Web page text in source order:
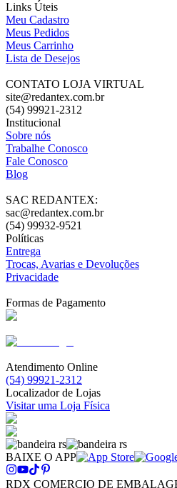
Links Úteis
Meu Cadastro
Meus Pedidos
Meus Carrinho
Lista de Desejos
CONTATO LOJA VIRTUAL
site@redantex.com.br
(54) 99921-2312
Institucional
Sobre nós
Trabalhe Conosco
Fale Conosco
Blog
SAC REDANTEX:
sac@redantex.com.br
(54) 99932-9521
Políticas
Entrega
Trocas, Avarias e Devoluções
Privacidade
Formas de Pagamento
Atendimento Online
(54) 99921-2312
Localizador de Lojas
Visitar uma Loja Física
BAIXE O APP
RDX COMERCIO DE